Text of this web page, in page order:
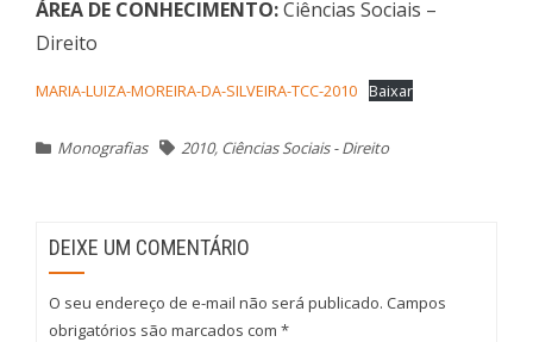
ÁREA DE CONHECIMENTO:Ciências Sociais –
Direito
MARIA-LUIZA-MOREIRA-DA-SILVEIRA-TCC-2010 Baixar
Monografias 2010, Ciências Sociais - Direito
DEIXE UM COMENTÁRIO
O seu endereço de e-mail não será publicado. Campos
obrigatórios são marcados com *